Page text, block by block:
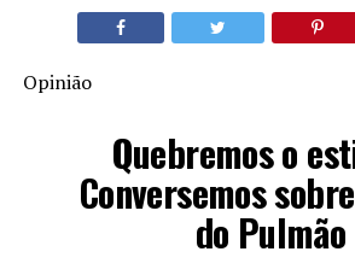
Opinião
Quebremos o
Conversemos
do Pulmão